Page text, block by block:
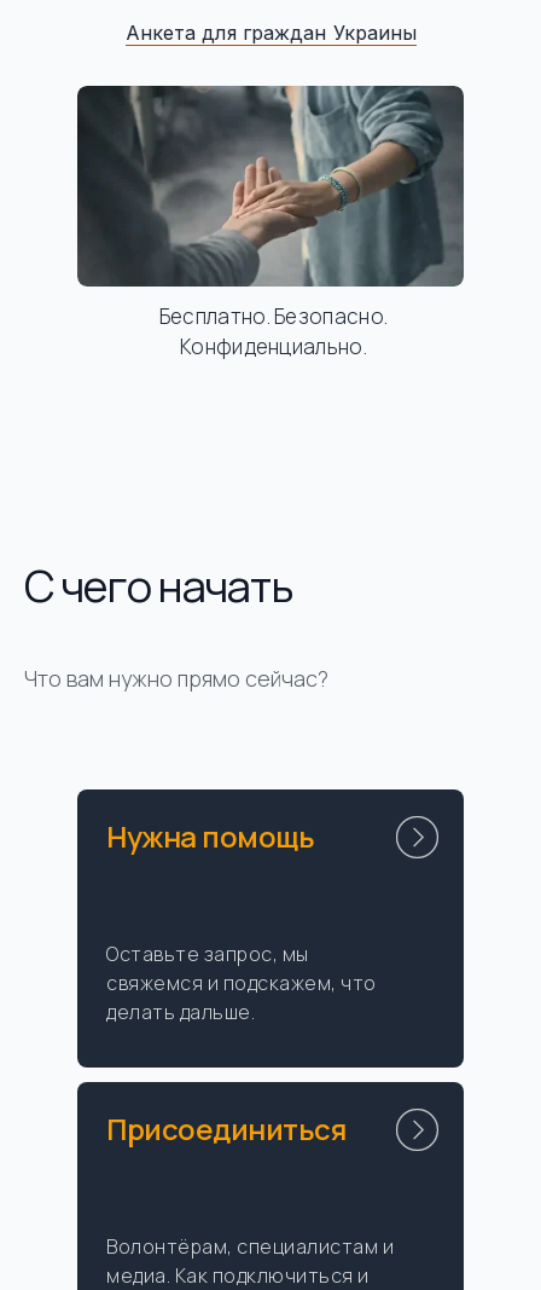
Анкета для граждан Украины
Бесплатно. Безопасно.
Конфиденциально.
С чего начать
Что вам нужно прямо сейчас?
Оставьте запрос, мы
свяжемся и подскажем, что
делать дальше.
Нужна помощь
Волонтёрам, специалистам и
медиа. Как подключиться и
Присоединиться